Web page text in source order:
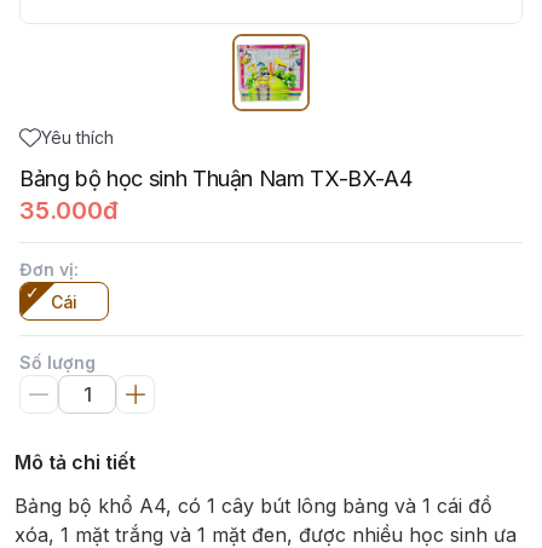
Yêu thích
Bảng bộ học sinh Thuận Nam TX-BX-A4
35.000đ
Đơn vị:
Cái
Số lượng
Mô tả chi tiết
Bảng bộ khổ A4, có 1 cây bút lông bảng và 1 cái đồ
xóa, 1 mặt trắng và 1 mặt đen, được nhiều học sinh ưa